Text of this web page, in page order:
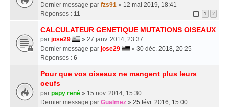
Dernier message par fzs91 » 12 mai 2019, 18:41
Réponses : 11 1 2
CALCULATEUR GENETIQUE MUTATIONS OISEAUX
par jose29
» 27 janv. 2014, 23:37
Dernier message par jose29 » 30 déc. 2018, 20:25
Réponses : 6
Pour que vos oiseaux ne mangent plus leurs
oeufs
par papy rené » 15 nov. 2014, 15:30
Dernier message par Gualmez » 25 févr. 2016, 15:00